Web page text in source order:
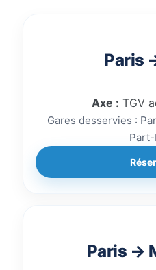
Paris
Axe : TGV
Gares desservies :
Paris →